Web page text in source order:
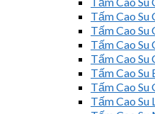
Tấm Cao
Tấm Cao Su
Tấm Cao Su
Tấm Cao
Tấm Cao Su
Tấm Cao Su
Tấm Cao Su